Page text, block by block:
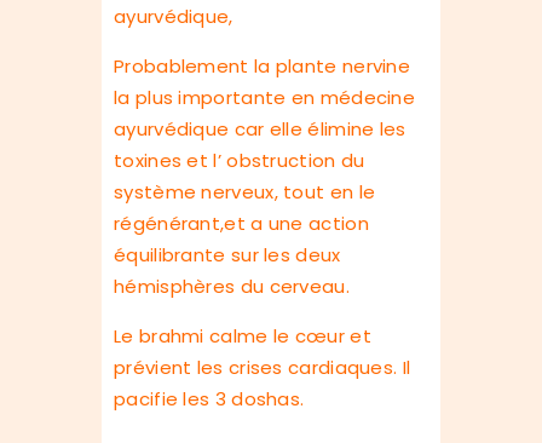
ayurvédique,
Probablement la plante nervine
la plus importante en médecine
ayurvédique car elle élimine les
toxines et l’ obstruction du
système nerveux, tout en le
régénérant,et a une action
équilibrante sur les deux
hémisphères du cerveau.
Le brahmi calme le cœur et
prévient les crises cardiaques. Il
pacifie les 3 doshas.